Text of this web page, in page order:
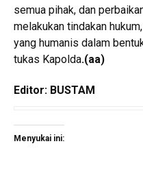
semua pihak, dan
melakukan tindakan
yang humanis dalam
tukas Kapolda.(aa)
Editor: BUSTAM
Menyukai ini: